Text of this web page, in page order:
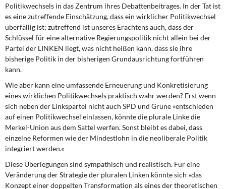
Memo-Gruppe
Institut Solidarische Moderne
Rosa-Luxemburg-Stiftung
Über mich
Kontakt
Politikwechsels in das Zentrum ihres Debattenbeitrages. In der Tat ist
es eine zutreffende Einschätzung, dass ein wirklicher Politikwechsel
überfällig ist; zutreffend ist unseres Erachtens auch, dass der
Schlüssel für eine alternative Regierungspolitik nicht allein bei der
Partei der LINKEN liegt, was nicht heißen kann, dass sie ihre
bisherige Politik in der bisherigen Grundausrichtung fortführen
kann.
Wie aber kann eine umfassende Erneuerungund Konkretisierung
eines wirklichen Politikwechsels praktisch wahr werden? Erst wenn
sich neben der Linkspartei nicht auch SPD und Grüne »entschieden
auf einen Politikwechsel einlassen, könnte die plurale Linke die
Merkel-Union aus dem Sattel werfen. Sonst bleibt es dabei, dass
einzelne Reformen wie der Mindestlohn in die neoliberale Politik
integriert werden.«
Diese Überlegungen sind sympathisch und realistisch. Für eine
Veränderung der Strategie der pluralen Linken könnte sich »das
Konzept einer doppelten Transformation als eines der theoretischen